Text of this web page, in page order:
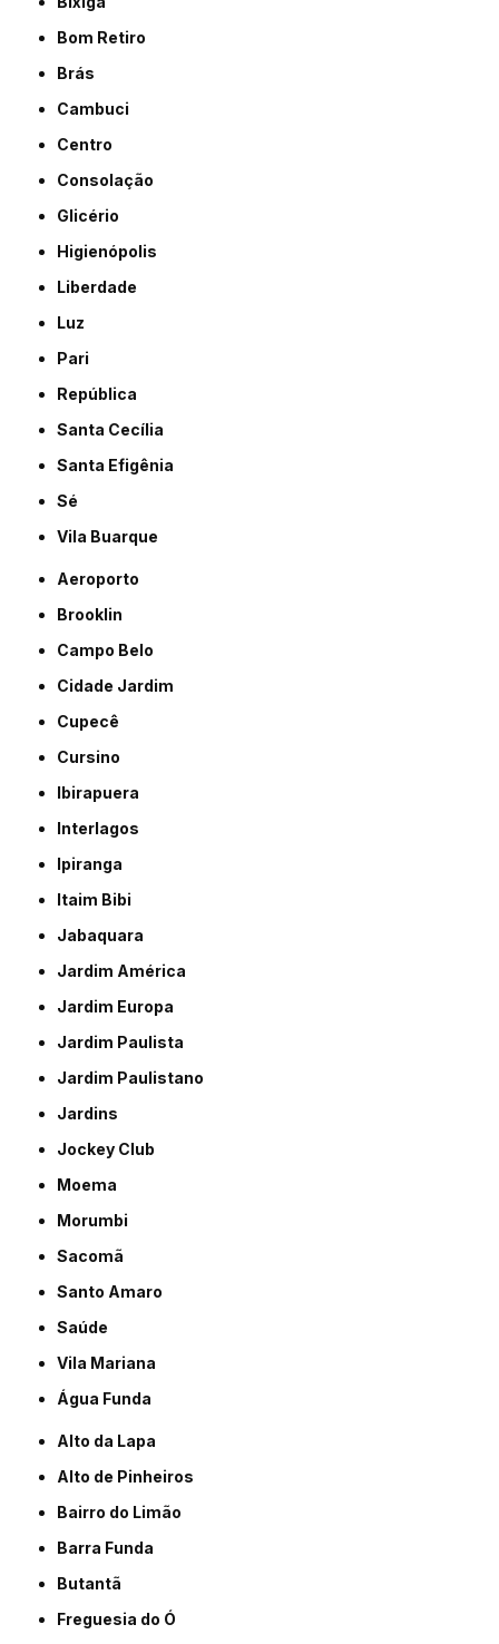
Bom Retiro
Brás
Cambuci
Centro
Consolação
Glicério
Higienópolis
Liberdade
Luz
Pari
República
Santa Cecília
Santa Efigênia
Sé
Vila Buarque
Aeroporto
Brooklin
Campo Belo
Cidade Jardim
Cupecê
Cursino
Ibirapuera
Interlagos
Ipiranga
Itaim Bibi
Jabaquara
Jardim América
Jardim Europa
Jardim Paulista
Jardim Paulistano
Jardins
Jockey Club
Moema
Morumbi
Sacomã
Santo Amaro
Saúde
Vila Mariana
Água Funda
Alto da Lapa
Alto de Pinheiros
Bairro do Limão
Barra Funda
Butantã
Freguesia do Ó